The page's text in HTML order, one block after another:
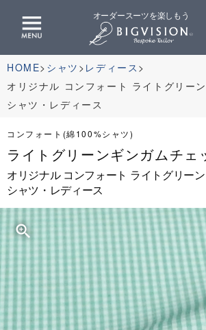
オーダースーツを楽しもう
HOME シャツ
レディース
オリジナル コンフォート ライトグリー
シャツ・レディース
コンフォート(綿100%シャツ)
ライトグリーンギンガムチェ
オリジナル コンフォート ライトグリー
シャツ・レディース
zoom_in